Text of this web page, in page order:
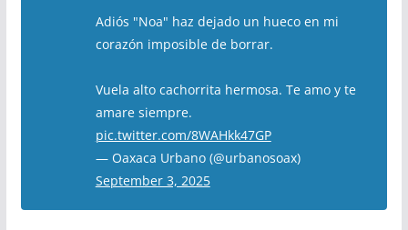
Adiós "Noa" haz dejado un hueco en mi
corazón imposible de borrar.
Vuela alto cachorrita hermosa. Te amo y te
amare siempre.
pic.twitter.com/8WAHkk47GP
— Oaxaca Urbano (@urbanosoax)
September 3, 2025